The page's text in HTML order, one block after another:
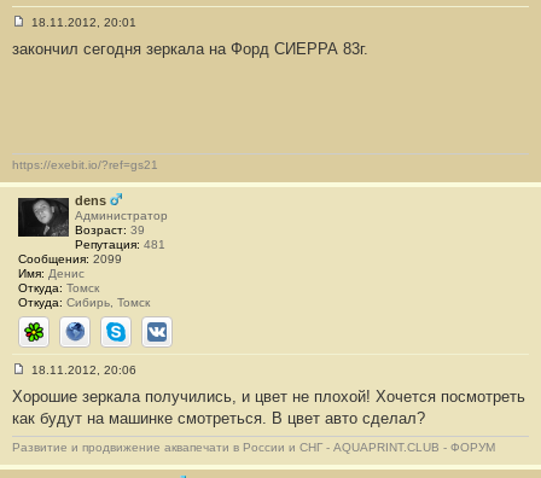
о
#
18.11.2012, 20:01
закончил сегодня зеркала на Форд СИЕРРА 83г.
https://exebit.io/?ref=gs21
dens
Администратор
Возраст: 39
Репутация: 481
Сообщения: 2099
Имя: Денис
Откуда: Томск
Откуда: Сибирь, Томск
ICQ СайтSkypeВКонтакте
о
о
б
щ
е
н
18.11.2012, 20:06
Хорошие зеркала получились, и цвет не плохой! Хочется посмотреть
как будут на машинке смотреться. В цвет авто сделал?
Развитие и продвижение аквапечати в России и СНГ - AQUAPRINT.CLUB - ФОРУМ